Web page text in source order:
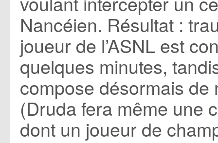
Nancéien. Résultat :
joueur de l’ASNL est
quelques minutes,
compose désormais
(Druda fera même une
dont un joueur de